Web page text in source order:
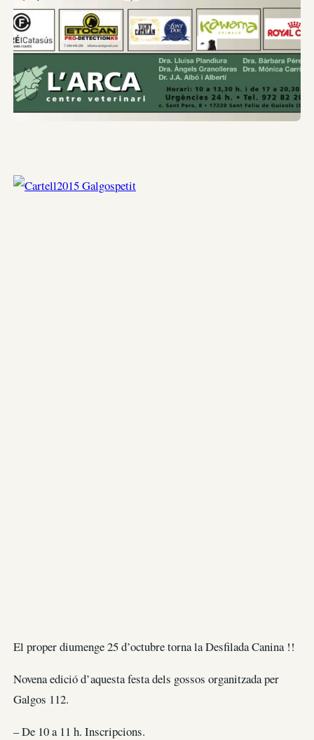
El proper diumenge 25 d’octubre torna la Desfilada Canina !!
Novena edició d’aquesta festa dels gossos organitzada per
Galgos 112​.
– De 10 a 11 h. Inscripcions.